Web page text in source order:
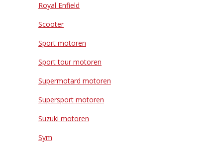
Royal Enfield
Scooter
Sport motoren
Sport tour motoren
Supermotard motoren
Supersport motoren
Suzuki motoren
Sym